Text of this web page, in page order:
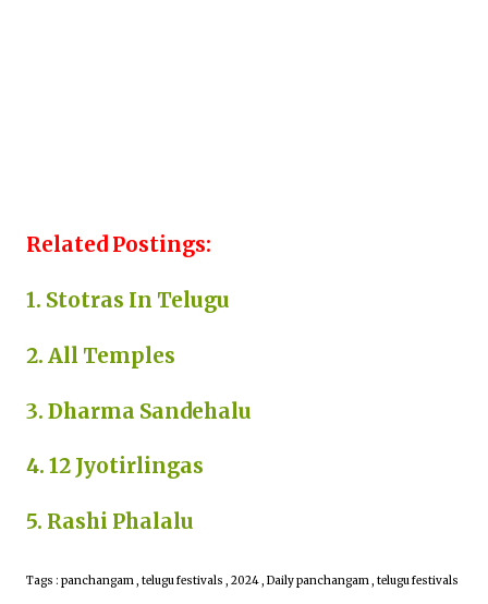
Related Postings:
1. Stotras In Telugu
2. All Temples
3. Dharma Sandehalu
4. 12 Jyotirlingas
5. Rashi Phalalu
Tags : panchangam , telugu festivals , 2024 , Daily panchangam , telugu festivals